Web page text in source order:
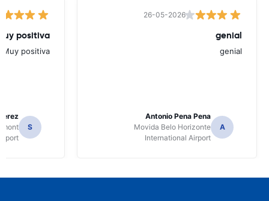
26-05-2026
genial
genial
A
Antonio Pena Pena
Movida Belo Horizonte
International Airport
positiva
Muy positiva
S